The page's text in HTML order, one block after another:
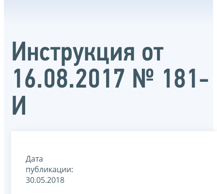
Инструкция от
16.08.2017 № 181-
И
Дата
публикации:
30.05.2018